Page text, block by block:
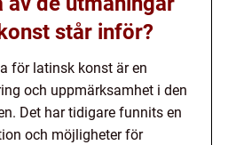
står inför?
för latinsk konst är en
och uppmärksamhet i den
Det har tidigare funnits en
och möjligheter för